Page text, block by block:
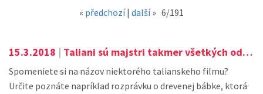
« předchozí| další» 6/191
15.3.2018 | Taliani sú majstri takmer všetkých odborov. Jedným z nich je bezpochyby i kinematografia.
Spomeniete si na názov niektorého talianskeho filmu?
Určite poznáte napríklad rozprávku o drevenej bábke, ktorá